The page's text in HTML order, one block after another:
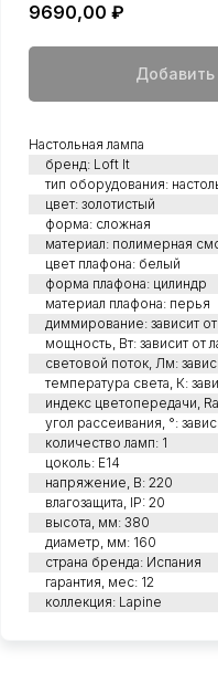
9690,00 ₽
Добавить
Настольная лампа
бренд: Loft It
тип оборудования:
цвет: золотистый
форма: сложная
материал: полимерная
цвет плафона: белый
форма плафона: цилиндр
материал плафона: перья
диммирование: зависит
мощность, Вт: зависит от
световой поток, Лм:
температура света, К:
индекс цветопередачи,
угол рассеивания, °:
количество ламп: 1
цоколь: E14
напряжение, В: 220
влагозащита, IP: 20
высота, мм: 380
диаметр, мм: 160
страна бренда: Испания
гарантия, мес: 12
коллекция: Lapine